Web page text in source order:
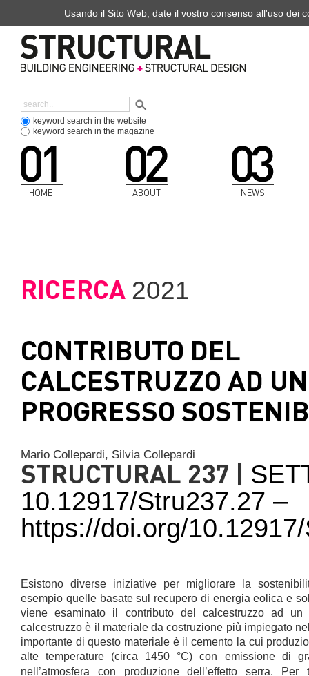
keyword search in the website
keyword search in the magazine
HOME ABOUT NEWS
RICERCA 2021
CONTRIBUTO DEL
CALCESTRUZZO AD UN
PROGRESSO
Mario Collepardi, Silvia Collepardi
STRUCTURAL 237 |
10.12917/Stru237.27 –
https://doi.org/
Esistono diverse iniziative per migliorare la
esempio quelle basate sul recupero di energia eolica e
viene esaminato il contributo del calcestruzzo ad un
calcestruzzo è il materiale da costruzione più impiegato
importante di questo materiale è il cemento la cui
alte temperature (circa 1450 °C) con emissione di
nell’atmosfera con produzione dell’effetto serra.
Usando il Sito Web, date il vostro consenso all'uso